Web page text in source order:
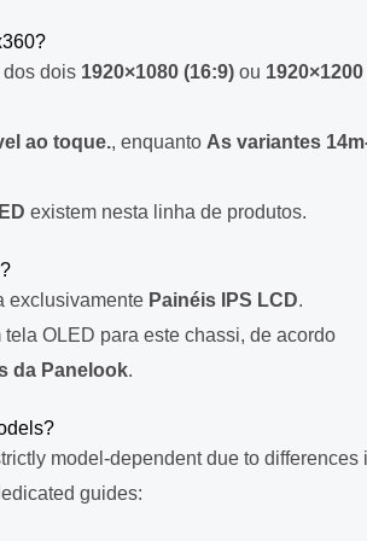
dois 1920×1080 (16:9) ou 1920×1200
ao toque., enquanto As variantes
existem nesta linha de produtos.
exclusivamente Painéis IPS LCD.
OLED para este chassi, de acordo
da Panelook.
model-dependent due to differences
guides: